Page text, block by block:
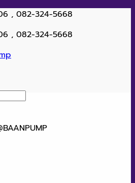
, 082-324-5668
, 082-324-5668